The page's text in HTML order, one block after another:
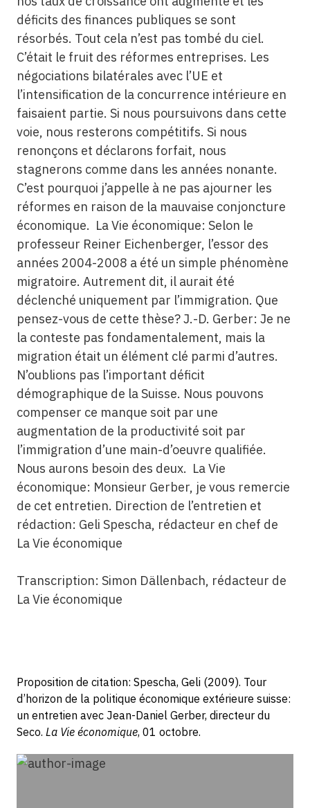
Transcription: Simon Dällenbach, rédacteur de
La Vie économique
Proposition de citation: Spescha, Geli (2009). Tour
d’horizon de la politique économique extérieure suisse:
un entretien avec Jean-Daniel Gerber, directeur du
Seco. La Vie économique, 01 octobre.